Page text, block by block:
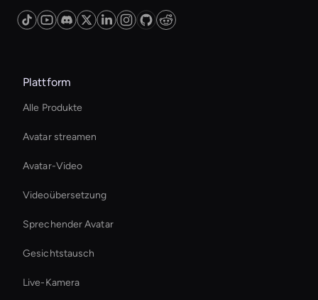
pricing plans to accommodate different
budgets and business needs.
Plattform
Alle Produkte
Avatar streamen
Avatar-Video
Videoübersetzung
Sprechender Avatar
Gesichtstausch
Live-Kamera